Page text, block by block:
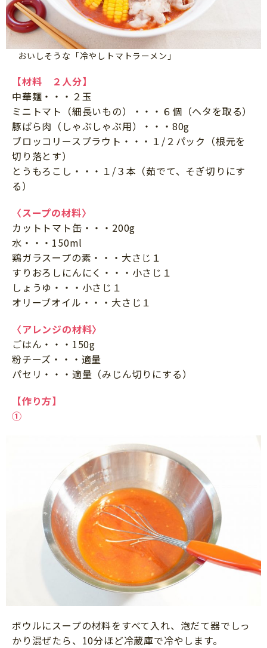
おいしそうな「冷やしトマトラーメン」
【材料 ２人分】
中華麺・・・２玉
ミニトマト（細長いもの）・・・６個（ヘタを取る）
豚ばら肉（しゃぶしゃぶ用）・・・80g
ブロッコリースプラウト・・・１/２パック（根元を
切り落とす）
とうもろこし・・・１/３本（茹でて、そぎ切りにす
る）
〈スープの材料〉
カットトマト缶・・・200g
水・・・150ml
鶏ガラスープの素・・・大さじ１
すりおろしにんにく・・・小さじ１
しょうゆ・・・小さじ１
オリーブオイル・・・大さじ１
〈アレンジの材料〉
ごはん・・・150g
粉チーズ・・・適量
パセリ・・・適量（みじん切りにする）
【作り方】
①
ボウルにスープの材料をすべて入れ、泡だて器でしっ
かり混ぜたら、10分ほど冷蔵庫で冷やします。